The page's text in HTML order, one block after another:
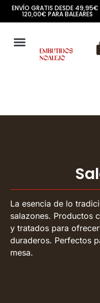
ENVÍO GRATIS DESDE
120,00€ PARA BALEARES
La esencia de lo
salazones. Productos
y tratados para
duraderos. Perfectos
mesa.